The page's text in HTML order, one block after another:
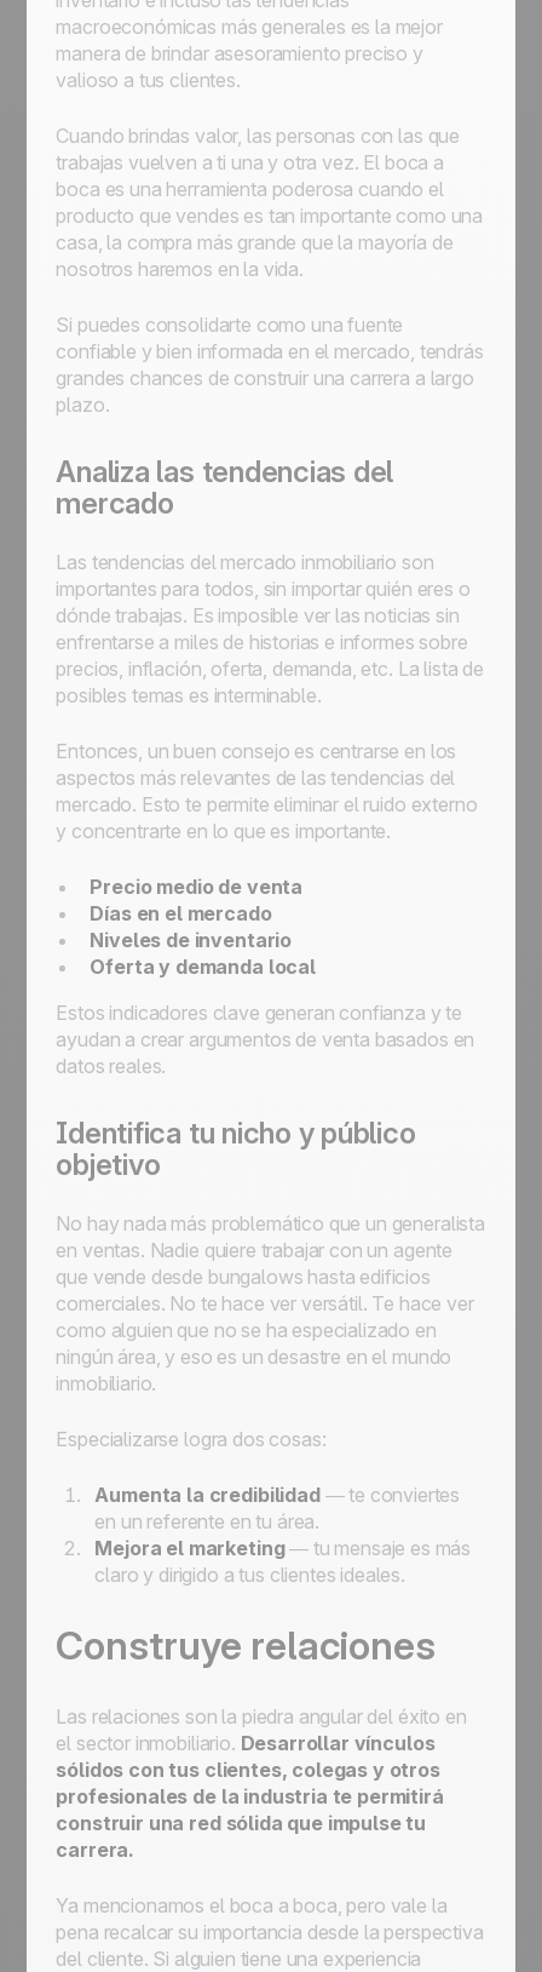
macroeconómicas más generales es la mejor
manera de brindar asesoramiento preciso y
valioso a tus clientes.
Cuando brindas valor, las personas con las que
trabajas vuelven a ti una y otra vez. El boca a
boca es una herramienta poderosa cuando el
producto que vendes es tan importante como una
casa, la compra más grande que la mayoría de
nosotros haremos en la vida.
Si puedes consolidarte como una fuente
confiable y bien informada en el mercado, tendrás
grandes chances de construir una carrera a largo
plazo.
Analiza las tendencias del
mercado
Las tendencias del mercado inmobiliario son
importantes para todos, sin importar quién eres o
dónde trabajas. Es imposible ver las noticias sin
enfrentarse a miles de historias e informes sobre
precios, inflación, oferta, demanda, etc. La lista de
posibles temas es interminable.
Entonces, un buen consejo es centrarse en los
aspectos más relevantes de las tendencias del
mercado. Esto te permite eliminar el ruido externo
y concentrarte en lo que es importante.
Precio medio de venta
Días en el mercado
Niveles de inventario
Oferta y demanda local
Estos indicadores clave generan confianza y te
ayudan a crear argumentos de venta basados en
datos reales.
Identifica tu nicho y público
objetivo
No hay nada más problemático que un generalista
en ventas. Nadie quiere trabajar con un agente
que vende desde bungalows hasta edificios
comerciales. No te hace ver versátil. Te hace ver
como alguien que no se ha especializado en
ningún área, y eso es un desastre en el mundo
inmobiliario.
Especializarse logra dos cosas:
Aumenta la credibilidad— te conviertes
en un referente en tu área.
Mejora el marketing— tu mensaje es más
claro y dirigido a tus clientes ideales.
Construye relaciones
Las relaciones son la piedra angular del éxito en
el sector inmobiliario. Desarrollar vínculos
sólidos con tus clientes, colegas y otros
profesionales de la industria te permitirá
construir una red sólida que impulse tu
carrera.
Ya mencionamos el boca a boca, pero vale la
pena recalcar su importancia desde la perspectiva
del cliente. Si alguien tiene una experiencia